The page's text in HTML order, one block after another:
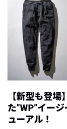
【新型も登場
た”WP”イー
ューアル！